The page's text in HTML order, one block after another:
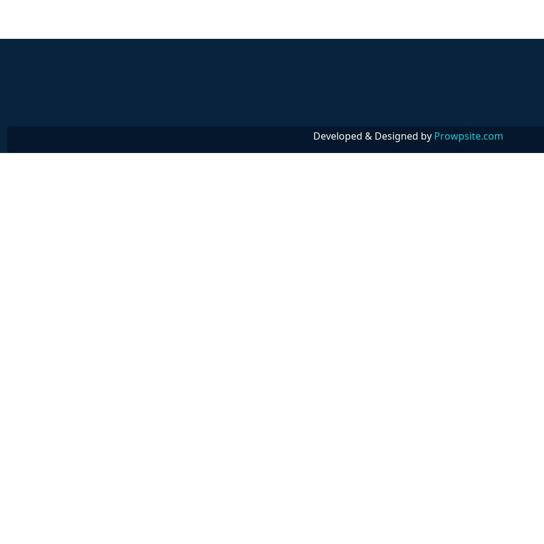
Developed & Designed by Prowpsite.com